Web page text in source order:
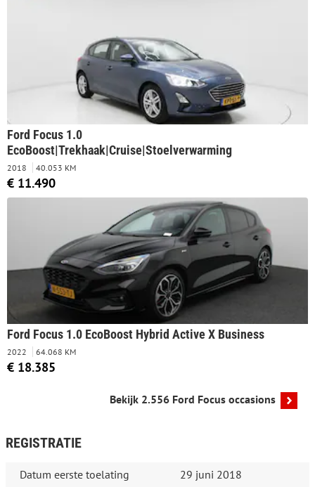
Ford Focus 1.0
EcoBoost|Trekhaak|Cruise|Stoelverwarming
2018 40.053 KM
€ 11.490
Ford Focus 1.0 EcoBoost Hybrid Active X Business
2022 64.068 KM
€ 18.385
Bekijk 2.556 Ford Focus occasions
REGISTRATIE
Datum eerste toelating 29 juni 2018